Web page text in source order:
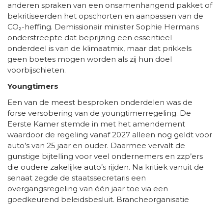
anderen spraken van een onsamenhangend pakket of
bekritiseerden het opschorten en aanpassen van de
CO₂-heffing. Demissionair minister Sophie Hermans
onderstreepte dat beprijzing een essentieel
onderdeel is van de klimaatmix, maar dat prikkels
geen boetes mogen worden als zij hun doel
voorbijschieten.
Youngtimers
Een van de meest besproken onderdelen was de
forse versobering van de youngtimerregeling. De
Eerste Kamer stemde in met het amendement
waardoor de regeling vanaf 2027 alleen nog geldt voor
auto’s van 25 jaar en ouder. Daarmee vervalt de
gunstige bijtelling voor veel ondernemers en zzp’ers
die oudere zakelijke auto’s rijden. Na kritiek vanuit de
senaat zegde de staatssecretaris een
overgangsregeling van één jaar toe via een
goedkeurend beleidsbesluit. Brancheorganisatie